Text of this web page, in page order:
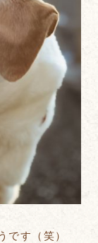
です（笑）